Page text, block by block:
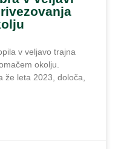
v veljavo trajna
okolju.
že leta 2023, določa,